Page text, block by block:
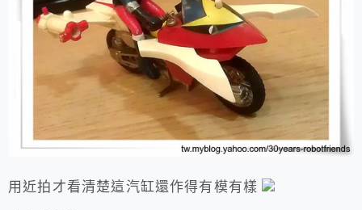
用近拍才看清楚這汽缸還作得有模有樣